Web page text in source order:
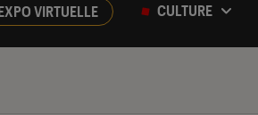
VIRTUELLE CULTURE